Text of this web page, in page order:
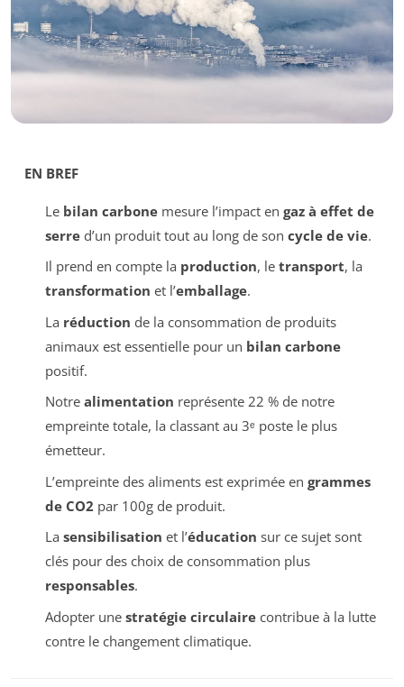
EN BREF
Le bilan carbonemesure l’impact en gaz à effet de
serred’un produit tout au long de son cycle de vie.
Il prend en compte la production, le transport, la
transformation et l’emballage.
La réduction de la consommation de produits
animaux est essentielle pour un bilan carbone
positif.
Notre alimentation représente 22 % de notre
empreinte totale, la classant au 3ᵉ poste le plus
émetteur.
L’empreinte des aliments est exprimée en grammes
de CO2 par 100g de produit.
La sensibilisation et l’éducation sur ce sujet sont
clés pour des choix de consommation plus
responsables.
Adopter une stratégie circulairecontribue à la lutte
contre le changement climatique.